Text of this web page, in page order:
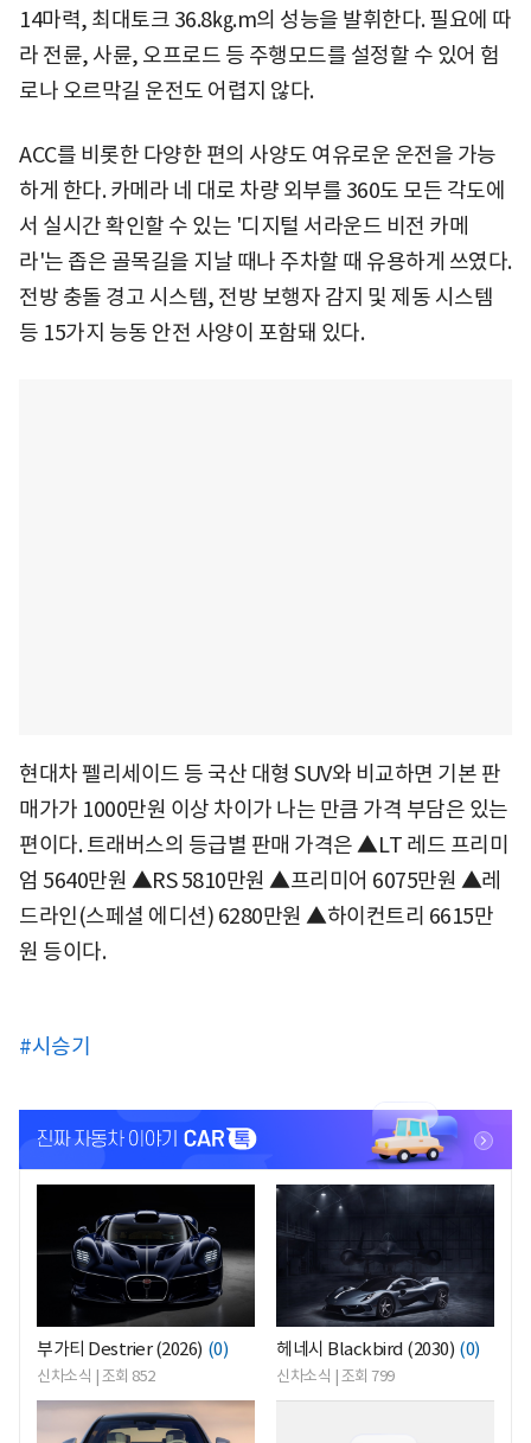
14마력, 최대토크 36.8㎏.m의 성능을 발휘한다. 필요에 따
라 전륜, 사륜, 오프로드 등 주행모드를 설정할 수 있어 험
로나 오르막길 운전도 어렵지 않다.
ACC를 비롯한 다양한 편의 사양도 여유로운 운전을 가능
하게 한다. 카메라 네 대로 차량 외부를 360도 모든 각도에
서 실시간 확인할 수 있는 '디지털 서라운드 비전 카메
라'는 좁은 골목길을 지날 때나 주차할 때 유용하게 쓰였다.
전방 충돌 경고 시스템, 전방 보행자 감지 및 제동 시스템
등 15가지 능동 안전 사양이 포함돼 있다.
현대차 펠리세이드 등 국산 대형 SUV와 비교하면 기본 판
매가가 1000만원 이상 차이가 나는 만큼 가격 부담은 있는
편이다. 트래버스의 등급별 판매 가격은 ▲LT 레드 프리미
엄 5640만원 ▲RS 5810만원 ▲프리미어 6075만원 ▲레
드라인(스페셜 에디션) 6280만원 ▲하이컨트리 6615만
원 등이다.
#시승기
부가티 Destrier (2026) (0)
신차소식 | 조회 852
<
헤네시 Blackbird (2030) (0)
신차소식 | 조회 799
<